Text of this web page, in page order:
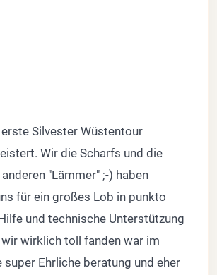
Silvester Wüstentour
Wir die Scharfs und die
"Lämmer" ;-) haben
für ein großes Lob in punkto
und technische Unterstützung
wirklich toll fanden war im
super Ehrliche beratung und eher